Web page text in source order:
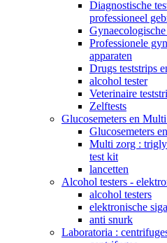
Diagnostische
professioneel
Professionele
apparaten
Drugs teststrips
alcohol tester
Veterinaire
Zelftests
Glucosemeters en
Glucosemeters
Multi zorg :
test kit
lancetten
Alcohol testers -
alcohol testers
elektronische
anti snurk
Laboratoria :